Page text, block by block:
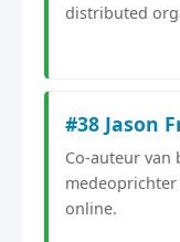
distributed
#38 Jason
Co-auteur van
medeoprichter
online.